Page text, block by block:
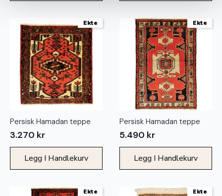
Ekte
Persisk Hamadan teppe
3.270 kr
Legg I Handlekurv
Ekte
Persisk Hamadan teppe
5.490 kr
Legg I Handlekurv
Ekte Ekte